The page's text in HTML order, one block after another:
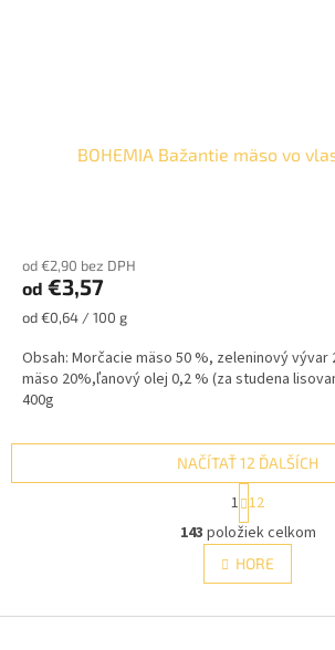
BOHEMIA Bažantie mäso vo
od €2,90 bez DPH
od €3,57
Jednotková
od €0,64 / 100 g
Obsah: Morčacie mäso 50 %, zeleninový vývar
mäso 20%,ľanový olej 0,2 % (za studena
400g
O
v
l
á
NAČÍTAŤ 12 ĎALŠÍCH
S
t
r
á
n
k
v
1 12
143 položiek celkom
HORE